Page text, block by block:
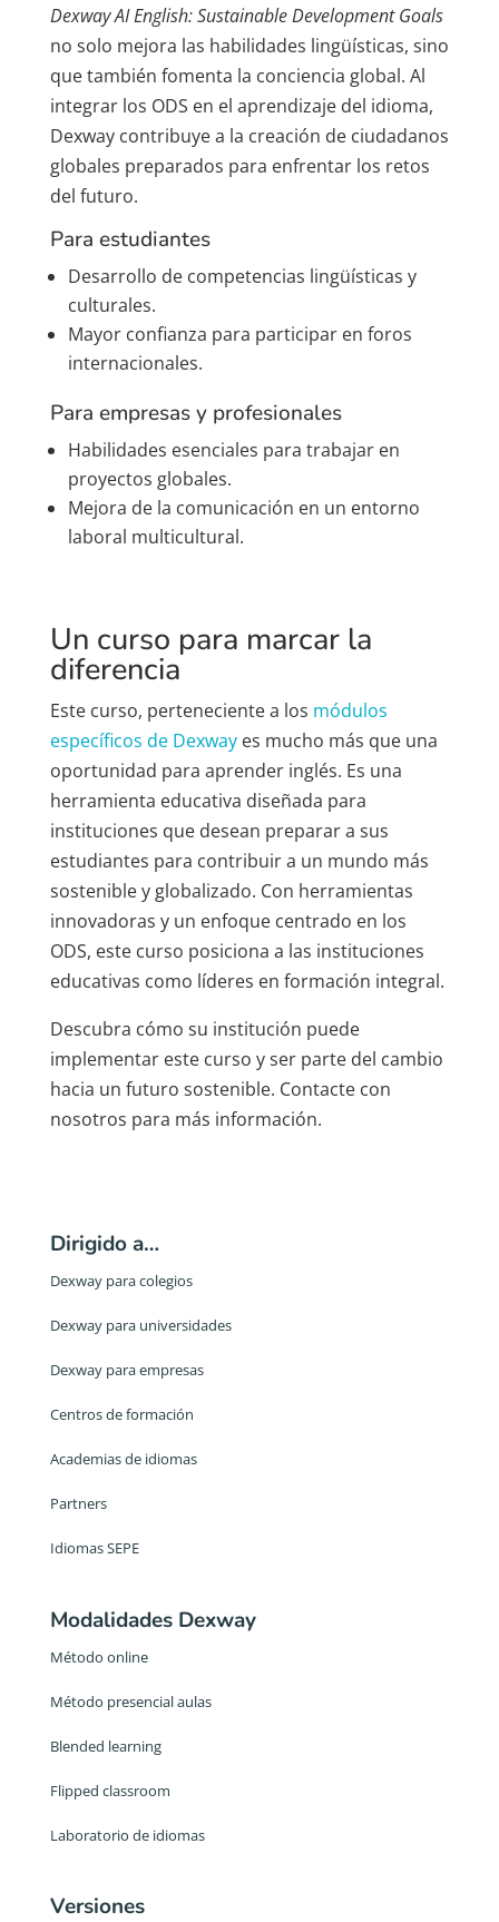
Dexway AI English: Sustainable Development Goals
no solo mejora las habilidades lingüísticas, sino
que también fomenta la conciencia global. Al
integrar los ODS en el aprendizaje del idioma,
Dexway contribuye a la creación de ciudadanos
globales preparados para enfrentar los retos
del futuro.
Para estudiantes
Desarrollo de competencias lingüísticas y
culturales.
Mayor confianza para participar en foros
internacionales.
Para empresas y profesionales
Habilidades esenciales para trabajar en
proyectos globales.
Mejora de la comunicación en un entorno
laboral multicultural.
Un curso para marcar la
diferencia
Este curso, perteneciente a los módulos
específicos de Dexwayes mucho más que una
oportunidad para aprender inglés. Es una
herramienta educativa diseñada para
instituciones que desean preparar a sus
estudiantes para contribuir a un mundo más
sostenible y globalizado. Con herramientas
innovadoras y un enfoque centrado en los
ODS, este curso posiciona a las instituciones
educativas como líderes en formación integral.
Descubra cómo su institución puede
implementar este curso y ser parte del cambio
hacia un futuro sostenible. Contacte con
nosotros para más información.
Dirigido a…
Dexway para colegios
Dexway para universidades
Dexway para empresas
Centros de formación
Academias de idiomas
Partners
Idiomas SEPE
Modalidades Dexway
Método online
Método presencial aulas
Blended learning
Flipped classroom
Laboratorio de idiomas
Versiones